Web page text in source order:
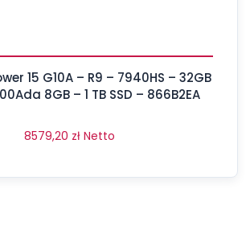
– R9 – 7940HS – 32GB
8GB – 1 TB SSD – 866B2EA
8579,20 zł Netto